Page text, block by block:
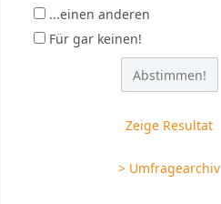
...einen anderen
Für gar keinen!
Zeige Resultat
> Umfragearchiv